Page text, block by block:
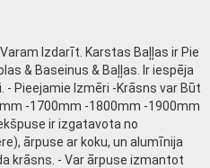
Izdarīt. Karstas Baļļas ir Pie
& Baseinus & Baļļas. Ir iespēja
- Pieejamie Izmēri -Krāsns var Būt
-1700mm -1800mm -1900mm
ir izgatavota no
ārpuse ar koku, un alumīnija
krāsns. - Var ārpuse izmantot